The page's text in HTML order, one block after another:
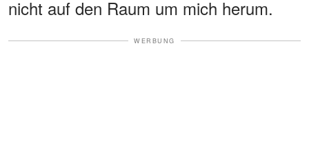
nicht auf den Raum um mich herum.
WERBUNG